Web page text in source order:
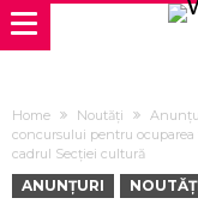
Home Noutăți
concursului pentru
cadrul Secției cultură
ANUNȚURI